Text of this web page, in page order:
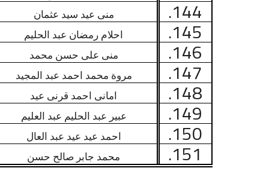
144. منى عيد سيد عثمان
145. احلام رمضان عبد الحليم
146. منى على حسن محمد
147. مروة محمد احمد عبد المجيد
148. امانى احمد قرنى عيد
149. عبير عبد الحليم عبد العليم
150. احمد عيد عيد عبد العال
151. محمد جابر صالح حسن